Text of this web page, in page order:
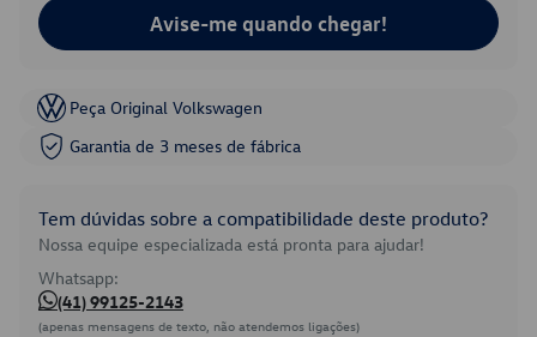
Avise-me quando chegar!
Peça Original Volkswagen
Garantia de 3 meses de fábrica
Tem dúvidas sobre a compatibilidade deste produto?
Nossa equipe especializada está pronta para ajudar!
Whatsapp:
(41) 99125-2143
(apenas mensagens de texto, não atendemos ligações)